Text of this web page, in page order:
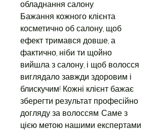
обладнання салону.
Бажання кожного клієнта
косметично об салону, щоб
ефект тримався довше, а
фактично, ніби ти щойно
вийшла з салону, і щоб волосся
виглядало завжди здоровим і
блискучим! Кожні клієнт бажає
зберегти результат професійно
догляду за волоссям. Саме з
цією метою нашими експертами